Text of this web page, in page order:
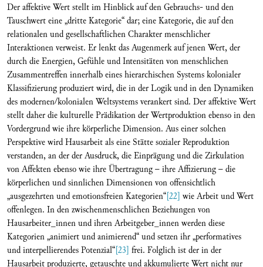
Der affektive Wert stellt im Hinblick auf den Gebrauchs- und den
Tauschwert eine „dritte Kategorie“ dar; eine Kategorie, die auf den
relationalen und gesellschaftlichen Charakter menschlicher
Interaktionen verweist. Er lenkt das Augenmerk auf jenen Wert, der
durch die Energien, Gefühle und Intensitäten von menschlichen
Zusammentreffen innerhalb eines hierarchischen Systems kolonialer
Klassifizierung produziert wird, die in der Logik und in den Dynamiken
des modernen/kolonialen Weltsystems verankert sind. Der affektive Wert
stellt daher die kulturelle Prädikation der Wertproduktion ebenso in den
Vordergrund wie ihre körperliche Dimension. Aus einer solchen
Perspektive wird Hausarbeit als eine Stätte sozialer Reproduktion
verstanden, an der der Ausdruck, die Einprägung und die Zirkulation
von Affekten ebenso wie ihre Übertragung – ihre Affizierung – die
körperlichen und sinnlichen Dimensionen von offensichtlich
„ausgezehrten und emotionsfreien Kategorien“[22] wie Arbeit und Wert
offenlegen. In den zwischenmenschlichen Beziehungen von
Hausarbeiter_innen und ihren Arbeitgeber_innen werden diese
Kategorien „animiert und animierend“ und setzen ihr „performatives
und interpellierendes Potenzial“[23] frei. Folglich ist der in der
Hausarbeit produzierte, getauschte und akkumulierte Wert nicht nur